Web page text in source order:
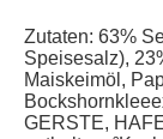
Zutaten: 63%
Speisesalz),
Maiskeimöl,
GERSTE,